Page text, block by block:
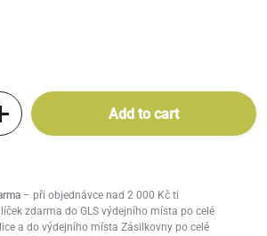
Add to cart
– při objednávce nad 2 000 Kč ti
zdarma do GLS výdejního místa po celé
a do výdejního místa Zásilkovny po celé